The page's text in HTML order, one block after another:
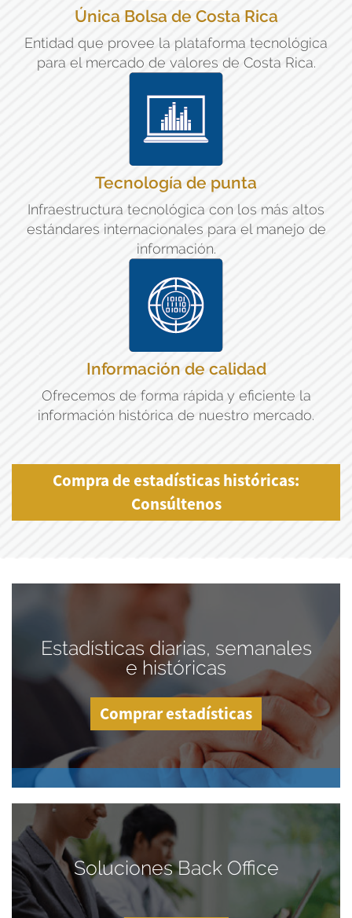
Única Bolsa de Costa Rica
Entidad que provee la plataforma tecnológica
para el mercado de valores de Costa Rica.
Tecnología de punta
Infraestructura tecnológica con los más altos
estándares internacionales para el manejo de
información.
Información de calidad
Ofrecemos de forma rápida y eficiente la
información histórica de nuestro mercado.
Compra de estadísticas históricas:
Consúltenos
Estadísticas diarias, semanales
e históricas
Comprar estadísticas
Soluciones Back Office